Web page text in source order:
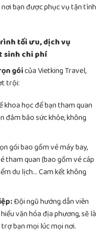
nơi bạn được phục vụ tận tình
tối ưu, dịch vụ
sinh chi phí
góicủa Vietking Travel,
trội:
học để bạn tham quan
đảm bảo sức khỏe, không
gói bao gồm vé máy bay,
tham quan (bao gồm vé cáp
du lịch… Cam kết không
Đội ngũ hướng dẫn viên
văn hóa địa phương, sẽ là
bạn mọi lúc mọi nơi.